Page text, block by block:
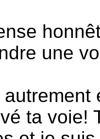
une
ta voie!